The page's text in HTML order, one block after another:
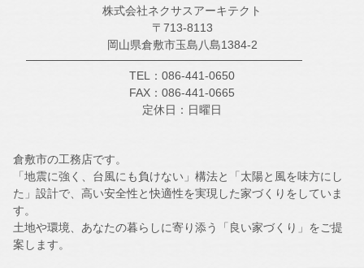
株式会社ネクサスアーキテクト
〒713-8113
岡山県倉敷市玉島八島1384-2
TEL：086-441-0650
FAX：086-441-0665
定休日：日曜日
倉敷市の工務店です。
「地震に強く、台風にも負けない」構法と「太陽と風を味方にし
た」設計で、高い安全性と快適性を実現した家づくりをしていま
す。
土地や環境、あなたの暮らしに寄り添う「良い家づくり」をご提
案します。